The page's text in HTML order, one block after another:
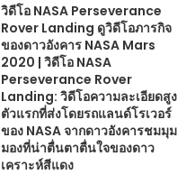
วิดีโอ NASA Perseverance
Rover Landing ดูวิดีโอภารกิจ
ของดาวอังคาร NASA Mars
2020 | วิดีโอ NASA
Perseverance Rover
Landing: วิดีโอความละเอียดสูง
ตัวแรกที่ส่งโดยรถแลนด์โรเวอร์
ของ NASA จากดาวอังคารชมมุม
มองที่น่าตื่นตาตื่นใจของดาว
เคราะห์สีแดง